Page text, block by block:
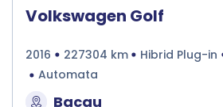
Volkswagen Golf
2016 227304 km Hibrid Plug-in
Automata
Bacau